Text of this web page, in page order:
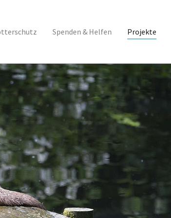
Spenden & Helfen Projekte